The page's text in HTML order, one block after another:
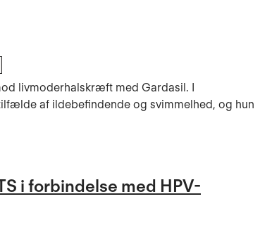
livmoderhalskræft med Gardasil. I
af ildebefindende og svimmelhed, og hun
i forbindelse med HPV-